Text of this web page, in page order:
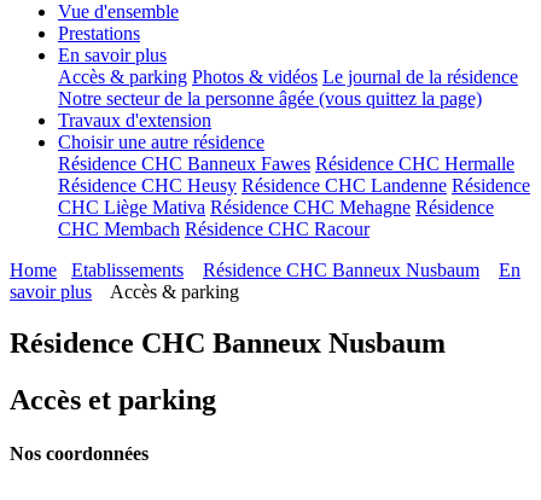
Vue d'ensemble
Prestations
En savoir plus
Accès & parking Photos & vidéos Le journal de la résidence
Notre secteur de la personne âgée (vous quittez la page)
Travaux d'extension
Choisir une autre résidence
Résidence CHC Banneux Fawes Résidence CHC Hermalle
Résidence CHC Heusy Résidence CHC Landenne Résidence
CHC Liège Mativa Résidence CHC Mehagne Résidence
CHC Membach Résidence CHC Racour
Home
Etablissements Résidence CHC Banneux Nusbaum
En
savoir plus
Accès & parking
Résidence CHC Banneux Nusbaum
Accès et parking
Nos coordonnées